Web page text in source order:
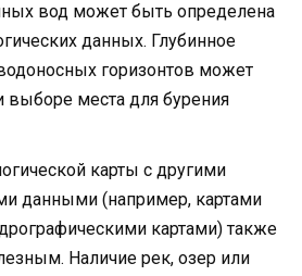
вод может быть определена
данных. Глубинное
горизонтов может
места для бурения
карты с другими
данными (например, картами
картами) также
Наличие рек, озер или